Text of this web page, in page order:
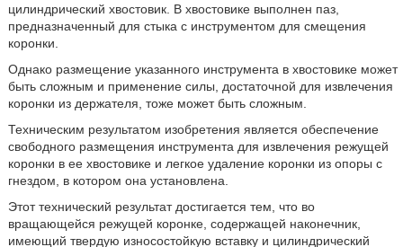
цилиндрический хвостовик. В хвостовике выполнен паз,
предназначенный для стыка с инструментом для смещения
коронки.
Однако размещение указанного инструмента в хвостовике может
быть сложным и применение силы, достаточной для извлечения
коронки из держателя, тоже может быть сложным.
Техническим результатом изобретения является обеспечение
свободного размещения инструмента для извлечения режущей
коронки в ее хвостовике и легкое удаление коронки из опоры с
гнездом, в котором она установлена.
Этот технический результат достигается тем, что во
вращающейся режущей коронке, содержащей наконечник,
имеющий твердую износостойкую вставку и цилиндрический